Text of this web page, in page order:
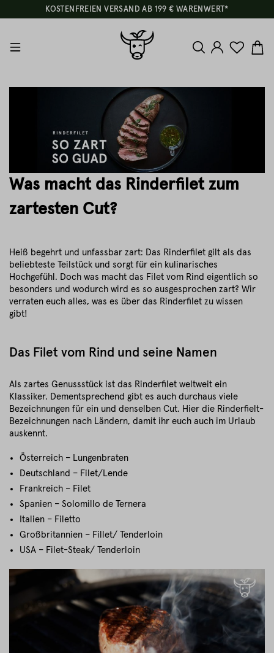
KOSTENFREIEN VERSAND AB 199 € WARENWERT*
Was macht das Rinderfilet zum
zartesten Cut?
Heiß begehrt und unfassbar zart: Das Rinderfilet gilt als das
beliebteste Teilstück und sorgt für ein kulinarisches
Hochgefühl. Doch was macht das Filet vom Rind eigentlich so
besonders und wodurch wird es so ausgesprochen zart? Wir
verraten euch alles, was es über das Rinderfilet zu wissen
gibt!
Das Filet vom Rind und seine Namen
Als zartes Genussstück ist das Rinderfilet weltweit ein
Klassiker. Dementsprechend gibt es auch durchaus viele
Bezeichnungen für ein und denselben Cut. Hier die Rinderfielt-
Bezeichnungen nach Ländern, damit ihr euch auch im Urlaub
auskennt.
Österreich – Lungenbraten
Deutschland – Filet/Lende
Frankreich – Filet
Spanien – Solomillo de Ternera
Italien – Filetto
Großbritannien – Fillet/ Tenderloin
USA – Filet-Steak/ Tenderloin